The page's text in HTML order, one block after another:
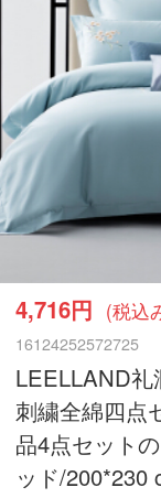
4,716円 (税込
16124252572725
LEELLAND礼
刺繍全綿四点
品4点セット
ッド/200*230